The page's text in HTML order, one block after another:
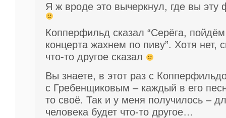
Я ж вроде это вычеркнул, где вы эту
Копперфильд сказал “Серёга,
концерта жахнем по пиву”. Хотя нет,
что-то другое сказал
Вы знаете, в этот раз с
с Гребенщиковым – каждый в его
то своё. Так и у меня получилось –
человека будет что-то другое…